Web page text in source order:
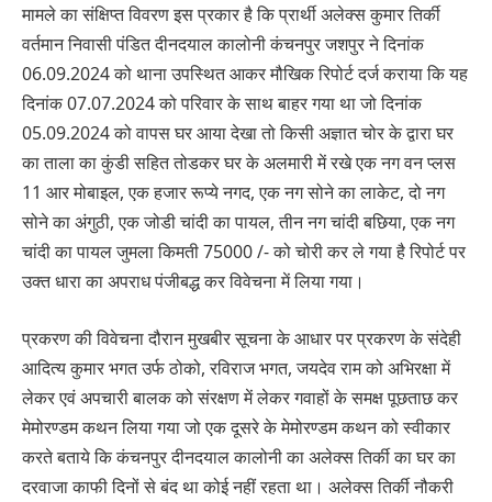
मामले का संक्षिप्त विवरण इस प्रकार है कि प्रार्थी अलेक्स कुमार तिर्की
वर्तमान निवासी पंडित दीनदयाल कालोनी कंचनपुर जशपुर ने दिनांक
06.09.2024 को थाना उपस्थित आकर मौखिक रिपोर्ट दर्ज कराया कि यह
दिनांक 07.07.2024 को परिवार के साथ बाहर गया था जो दिनांक
05.09.2024 को वापस घर आया देखा तो किसी अज्ञात चोर के द्वारा घर
का ताला का कुंडी सहित तोडकर घर के अलमारी में रखे एक नग वन प्लस
11 आर मोबाइल, एक हजार रूप्ये नगद, एक नग सोने का लाकेट, दो नग
सोने का अंगुठी, एक जोडी चांदी का पायल, तीन नग चांदी बछिया, एक नग
चांदी का पायल जुमला किमती 75000 /- को चोरी कर ले गया है रिपोर्ट पर
उक्त धारा का अपराध पंजीबद्ध कर विवेचना में लिया गया।
प्रकरण की विवेचना दौरान मुखबीर सूचना के आधार पर प्रकरण के संदेही
आदित्य कुमार भगत उर्फ ठोको, रविराज भगत, जयदेव राम को अभिरक्षा में
लेकर एवं अपचारी बालक को संरक्षण में लेकर गवाहों के समक्ष पूछताछ कर
मेमोरण्डम कथन लिया गया जो एक दूसरे के मेमोरण्डम कथन को स्वीकार
करते बताये कि कंचनपुर दीनदयाल कालोनी का अलेक्स तिर्की का घर का
दरवाजा काफी दिनों से बंद था कोई नहीं रहता था। अलेक्स तिर्की नौकरी